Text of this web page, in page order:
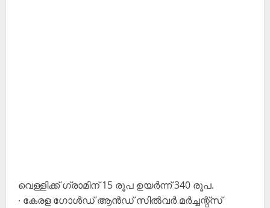
വെള്ളിക്ക് ഗ്രാമിന് 15 രൂപ ഉയർന്ന് 340 രൂപ.
∙ കേരള ഗോൾഡ് ആൻഡ് സിൽവർ മർച്ചന്റ്സ്